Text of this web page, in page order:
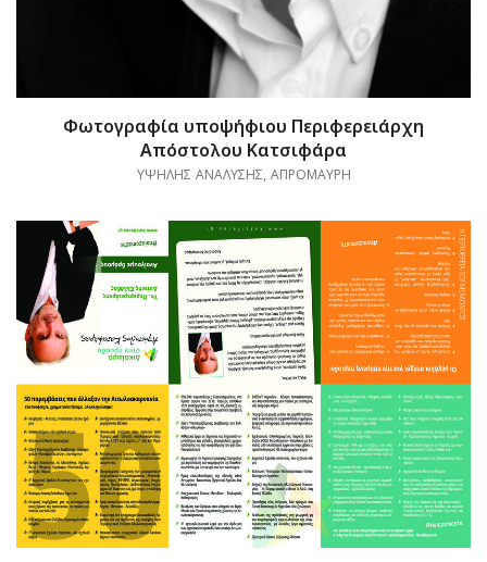
Φωτογραφία υποψήφιου Περιφερειάρχη
Απόστολου Κατσιφάρα
ΥΨΗΛΗΣ ΑΝΑΛΥΣΗΣ, ΑΠΡΟΜΑΥΡΗ